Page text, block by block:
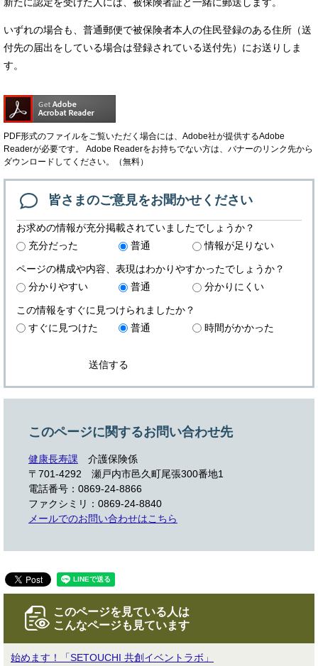
いずれの場合も、普通郵便で被保険者本人の住民登録のある住所（送
付先の届出をしている場合は登録されている送付先）にお送りしま
す。
PDF形式のファイルをご覧いただく場合には、Adobe社が提供するAdobe
Readerが必要です。
Adobe Readerをお持ちでない方は、バナーのリンク先から
ダウンロードしてください。（無料）
皆さまのご意見をお聞かせください
お求めの情報が充分掲載されていましたでしょうか？
充分だった
普通 情報が足りない
ページの構成や内容、表現はわかりやすかったでしょうか？
分かりやすい
普通 分かりにくい
この情報をすぐに見つけられましたか？
すぐに見つけた
普通 時間がかかった
このページに関するお問い合わせ先
健康長寿課
介護保険係
〒701-4292 瀬戸内市邑久町尾張300番地1
電話番号：0869-24-8866
ファクシミリ：0869-24-8840
メールでのお問い合わせはこちら
このページを見ている人は
こんなページも見ています
始めます！「SETOUCHI 共創イベントラボ」